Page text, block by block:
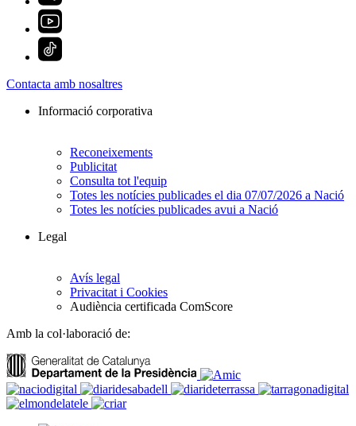
Contacta amb nosaltres
Informació corporativa
Reconeixements
Publicitat
Consulta tot l'equip
Totes les notícies publicades el dia 07/07/2026 a Nació
Totes les notícies publicades avui a Nació
Legal
Avís legal
Privacitat i Cookies
Audiència certificada ComScore
Amb la col·laboració de: